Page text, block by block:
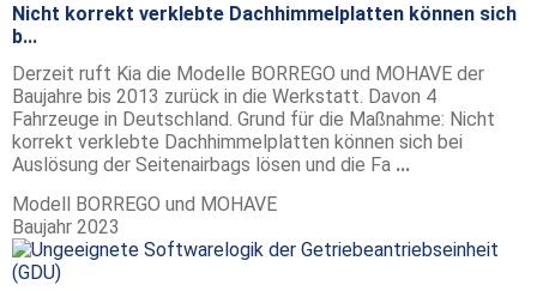
Nicht korrekt verklebte Dachhimmelplatten können sich
b...
Derzeit ruft Kia die Modelle BORREGO und MOHAVE der
Baujahre bis 2013 zurück in die Werkstatt. Davon 4
Fahrzeuge in Deutschland. Grund für die Maßnahme: Nicht
korrekt verklebte Dachhimmelplatten können sich bei
Auslösung der Seitenairbags lösen und die Fa ...
Modell BORREGO und MOHAVE
Baujahr 2023